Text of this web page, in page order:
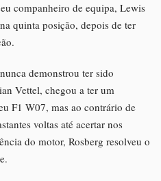
companheiro de equipa, Lewis
quinta posição, depois de ter
demonstrou ter sido
Vettel, chegou a ter um
F1 W07, mas ao contrário de
voltas até acertar nos
do motor, Rosberg resolveu o